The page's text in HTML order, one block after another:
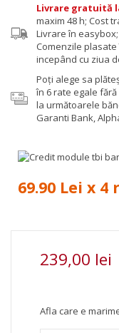
Livrare gratuită
maxim 48 h; Cost
Livrare în
Comenzile
incepând cu ziua
Poţi alege sa
în 6 rate egale
la următoarele
Garanti Bank,
69.90 Lei x 4
239,00 lei
Afla care e